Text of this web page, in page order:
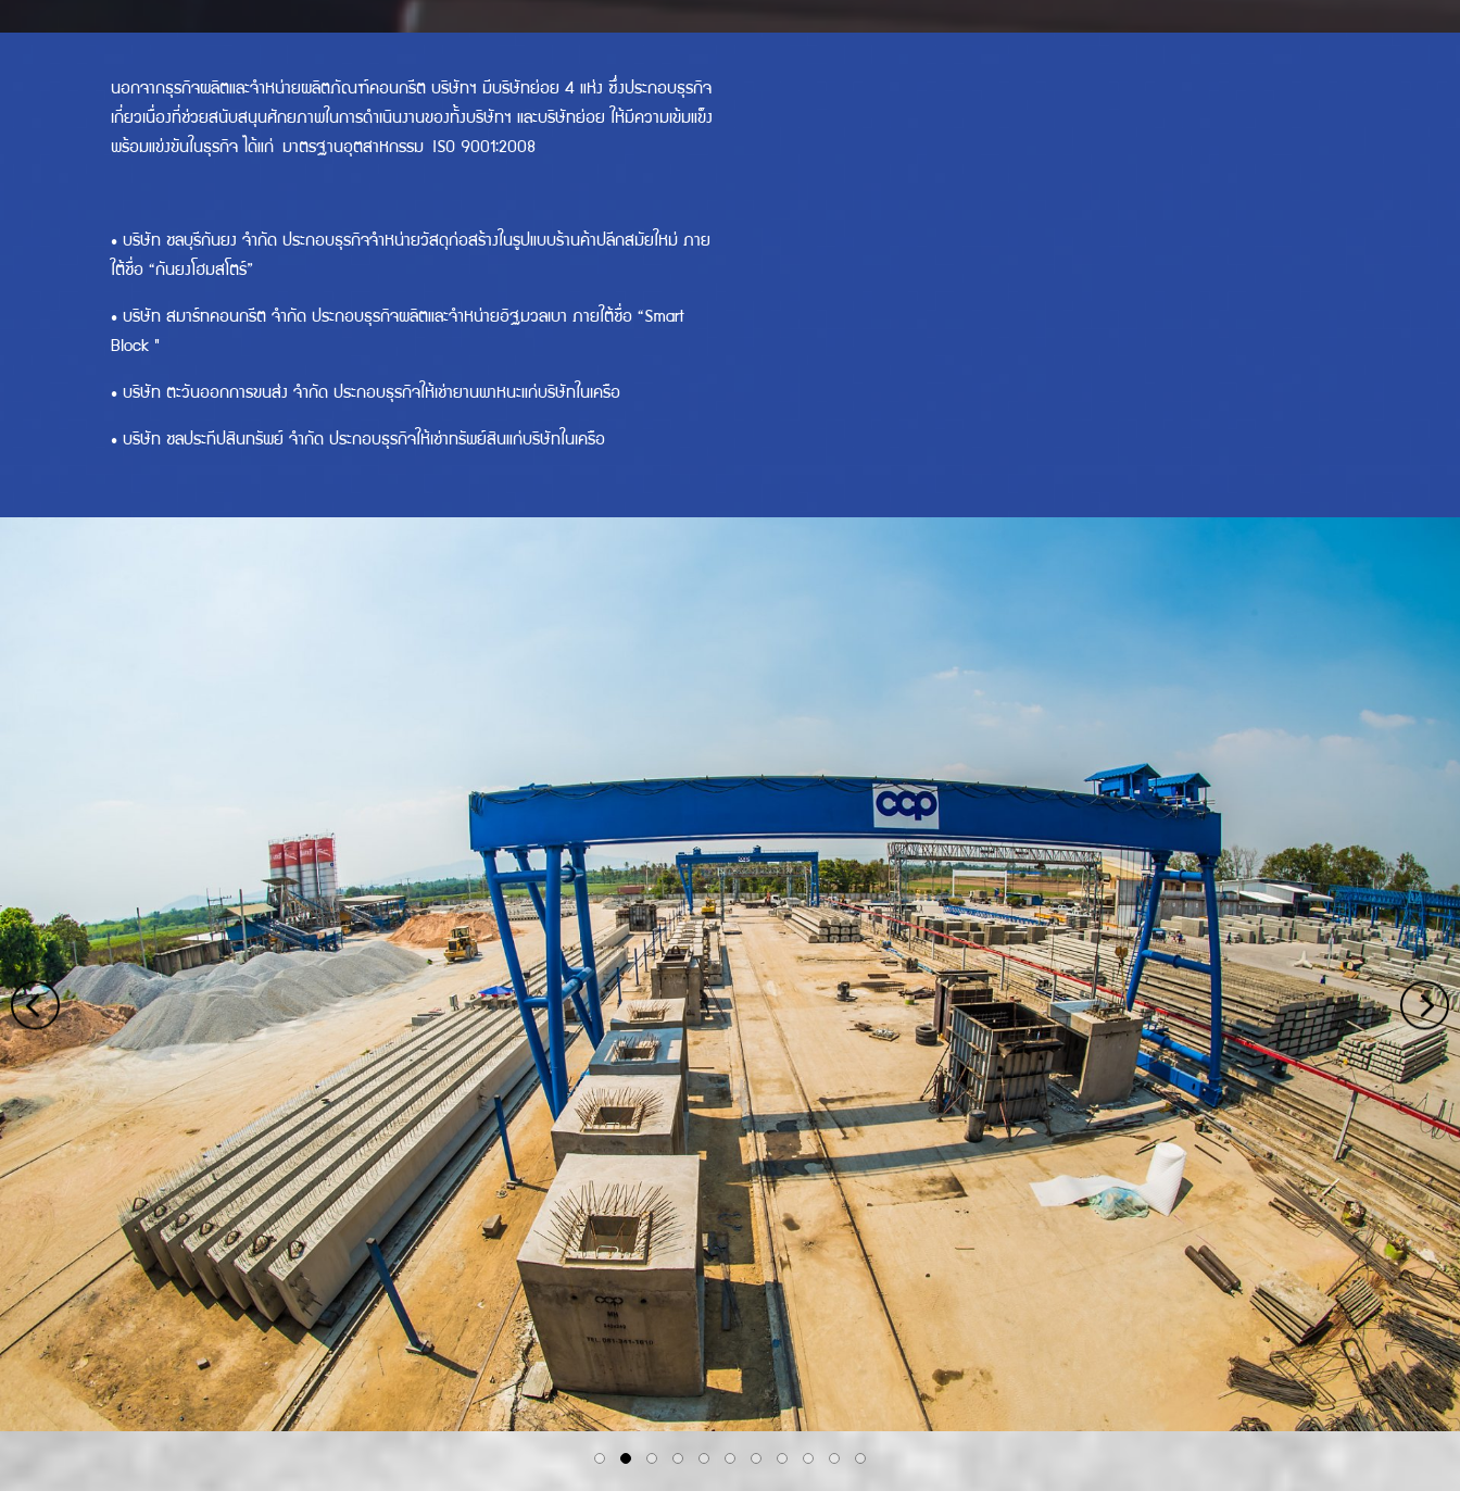
นอกจากธุรกิจผลิตและจำหน่ายผลิตภัณฑ์คอนกรีต บริษัทฯ มีบริษัทย่อย 4 แห่ง ซึ่งประกอบธุรกิจ
เกี่ยวเนื่องที่ช่วยสนับสนุนศักยภาพในการดำเนินงานของทั้งบริษัทฯ และบริษัทย่อย ให้มีความเข้มแข็ง
พร้อมแข่งขันในธุรกิจ ได้แก่ มาตรฐานอุตสาหกรรม ISO 9001:2008
• บริษัท ชลบุรีกันยง จำกัด ประกอบธุรกิจจำหน่ายวัสดุก่อสร้างในรูปแบบร้านค้าปลีกสมัยใหม่ ภาย
ใต้ชื่อ “กันยงโฮมสโตร์”
• บริษัท สมาร์ทคอนกรีต จำกัด ประกอบธุรกิจผลิตและจำหน่ายอิฐมวลเบา ภายใต้ชื่อ “Smart
Block "
• บริษัท ตะวันออกการขนส่ง จำกัด ประกอบธุรกิจให้เช่ายานพาหนะแก่บริษัทในเครือ
• บริษัท ชลประทีปสินทรัพย์ จำกัด ประกอบธุรกิจให้เช่าทรัพย์สินแก่บริษัทในเครือ